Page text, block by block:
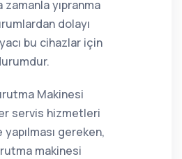
zamanla yıpranma
dolayı
bu cihazlar için
Makinesi
servis hizmetleri
gereken,
makinesi